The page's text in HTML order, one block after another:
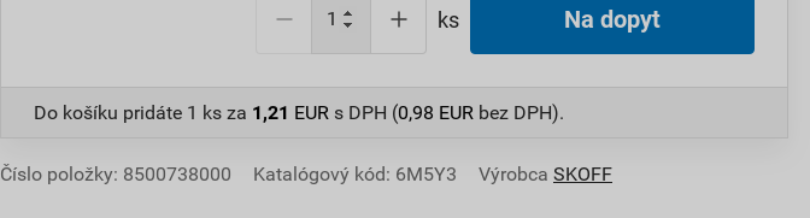
ks Na dopyt
Do košíku pridáte 1 ks za 1,21 EUR s DPH (0,98 EUR bez DPH).
Číslo položky: 8500738000 Katalógový kód: 6M5Y3 Výrobca SKOFF